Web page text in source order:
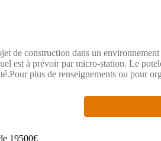
de construction dans un
est à prévoir par micro-station. Le
plus de renseignements ou pour
Géorisques : www.georisques.gouv.fr.